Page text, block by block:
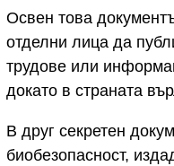
Освен това
отделни лица да
трудове или
докато в страната
В друг секретен
биобезопасност,